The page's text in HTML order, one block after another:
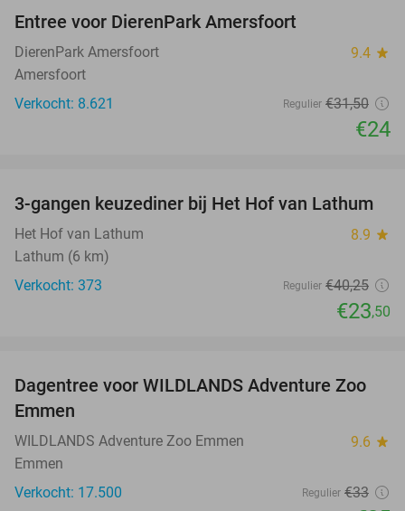
Entree voor DierenPark Amersfoort
DierenPark Amersfoort 9.4 star
Amersfoort
Verkocht: 8.621
Regulier €31,50
€24
42%
3-gangen keuzediner bij Het Hof van Lathum
Het Hof van Lathum 8.9 star
Lathum (6 km)
Verkocht: 373
Regulier €40,25
€23,50
24%
Dagentree voor WILDLANDS Adventure Zoo
Emmen
WILDLANDS Adventure Zoo Emmen 9.6 star
Emmen
Verkocht: 17.500
Regulier €33